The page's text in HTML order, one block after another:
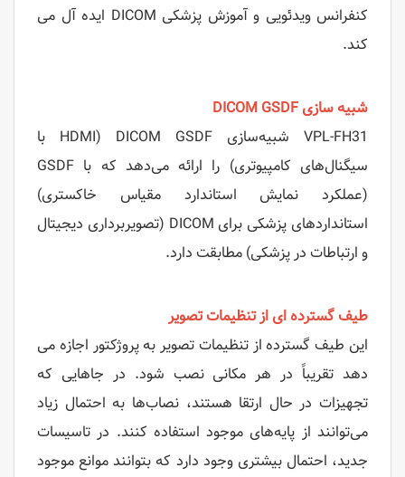
کنفرانس ویدئویی و آموزش پزشکی DICOM ایده آل می
کند.
شبیه سازی DICOM GSDF
VPL-FH31 شبیه‌سازی DICOM GSDF (HDMI با
سیگنال‌های کامپیوتری) را ارائه می‌دهد که با GSDF
(عملکرد نمایش استاندارد مقیاس خاکستری)
استانداردهای پزشکی برای DICOM (تصویربرداری دیجیتال
و ارتباطات در پزشکی) مطابقت دارد.
طیف گسترده ای از تنظیمات تصویر
این طیف گسترده از تنظیمات تصویر به پروژکتور اجازه می
دهد تقریباً در هر مکانی نصب شود. در جاهایی که
تجهیزات در حال ارتقا هستند، نصاب‌ها به احتمال زیاد
می‌توانند از پایه‌های موجود استفاده کنند. در تاسیسات
جدید، احتمال بیشتری وجود دارد که بتوانند موانع موجود